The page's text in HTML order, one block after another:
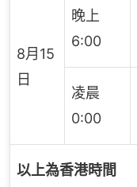
8月15
日
晚上
6:00
凌晨
0:00
以上為香港時間